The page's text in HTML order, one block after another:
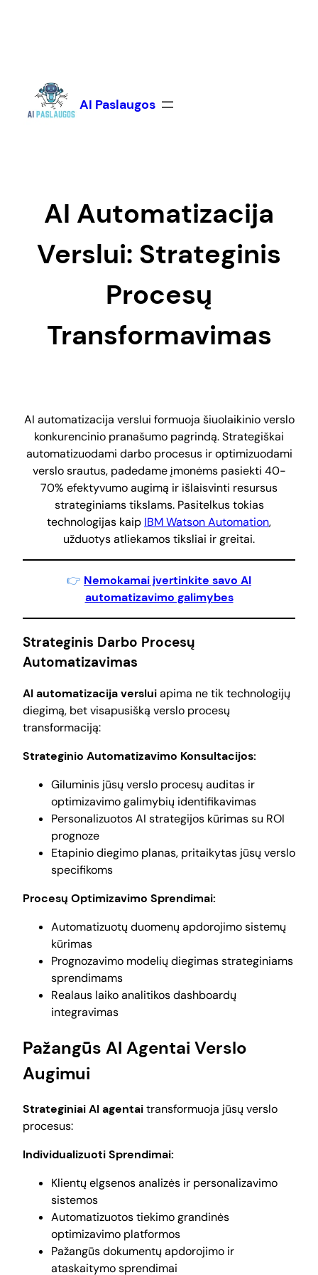
turinio
AI Paslaugos
AI Automatizacija
Verslui: Strateginis
Procesų
Transformavimas
AI automatizacija verslui formuoja šiuolaikinio verslo
konkurencinio pranašumo pagrindą. Strategiškai
automatizuodami darbo procesus ir optimizuodami
verslo srautus, padedame įmonėms pasiekti 40-
70% efektyvumo augimą ir išlaisvinti resursus
strateginiams tikslams. Pasitelkus tokias
technologijas kaip IBM Watson Automation,
užduotys atliekamos tiksliai ir greitai.
👉 Nemokamai įvertinkite savo AI
automatizavimo galimybes
Strateginis Darbo Procesų
Automatizavimas
AI automatizacija versluiapima ne tik technologijų
diegimą, bet visapusišką verslo procesų
transformaciją:
Strateginio Automatizavimo Konsultacijos:
Giluminis jūsų verslo procesų auditas ir
optimizavimo galimybių identifikavimas
Personalizuotos AI strategijos kūrimas su ROI
prognoze
Etapinio diegimo planas, pritaikytas jūsų verslo
specifikoms
Procesų Optimizavimo Sprendimai:
Automatizuotų duomenų apdorojimo sistemų
kūrimas
Prognozavimo modelių diegimas strateginiams
sprendimams
Realaus laiko analitikos dashboardų
integravimas
Pažangūs AI Agentai Verslo
Augimui
Strateginiai AI agentaitransformuoja jūsų verslo
procesus:
Individualizuoti Sprendimai:
Klientų elgsenos analizės ir personalizavimo
sistemos
Automatizuotos tiekimo grandinės
optimizavimo platformos
Pažangūs dokumentų apdorojimo ir
ataskaitymo sprendimai